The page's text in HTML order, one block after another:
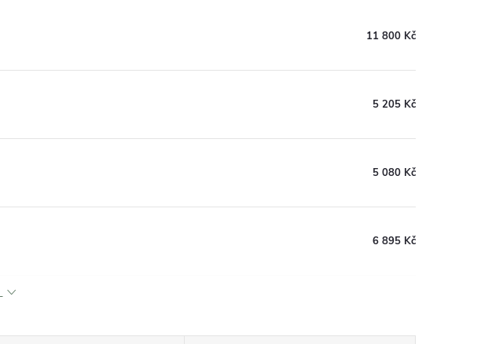
11 800 Kč
5 205 Kč
5 080 Kč
6 895 Kč